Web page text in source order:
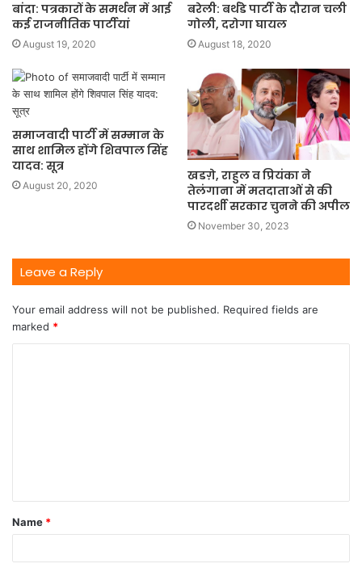
बांदा: पत्रकारों के समर्थन में आई
कई राजनीतिक पार्टीयां
August 19, 2020
बरेली: बर्थडे पार्टी के दौरान चली
गोली, दरोगा घायल
August 18, 2020
समाजवादी पार्टी में सम्मान के
साथ शामिल होंगे शिवपाल सिंह
यादव: सूत्र
August 20, 2020
खडग़े, राहुल व प्रियंका ने
तेलंगाना में मतदाताओं से की
पारदर्शी सरकार चुनने की अपील
November 30, 2023
Leave a Reply
Your email address will not be published. Required fields are
marked *
Name *